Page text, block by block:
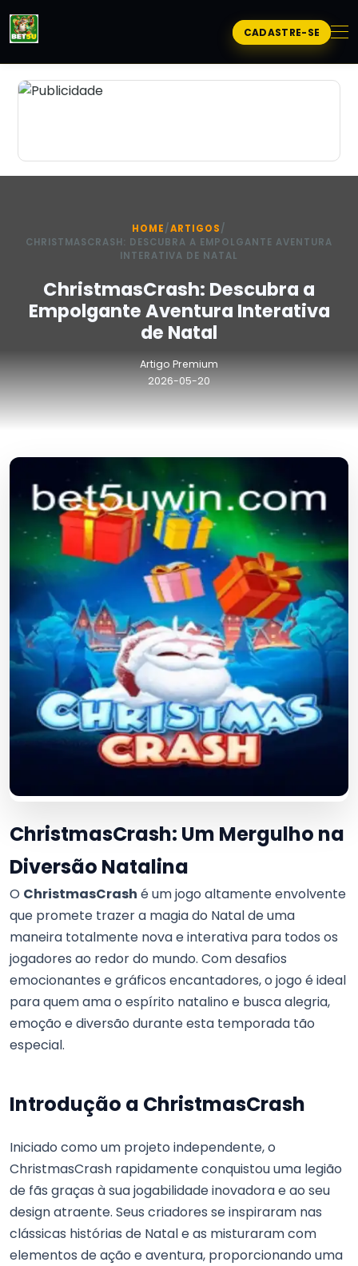
CADASTRE-SE
HOME/ARTIGOS/
CHRISTMASCRASH: DESCUBRA A EMPOLGANTE AVENTURA
INTERATIVA DE NATAL
ChristmasCrash: Descubra a
Empolgante Aventura Interativa
de Natal
Artigo Premium
2026-05-20
ChristmasCrash: Um Mergulho na
Diversão Natalina
O ChristmasCrash é um jogo altamente envolvente
que promete trazer a magia do Natal de uma
maneira totalmente nova e interativa para todos os
jogadores ao redor do mundo. Com desafios
emocionantes e gráficos encantadores, o jogo é ideal
para quem ama o espírito natalino e busca alegria,
emoção e diversão durante esta temporada tão
especial.
Introdução a ChristmasCrash
Iniciado como um projeto independente, o
ChristmasCrash rapidamente conquistou uma legião
de fãs graças à sua jogabilidade inovadora e ao seu
design atraente. Seus criadores se inspiraram nas
clássicas histórias de Natal e as misturaram com
elementos de ação e aventura, proporcionando uma